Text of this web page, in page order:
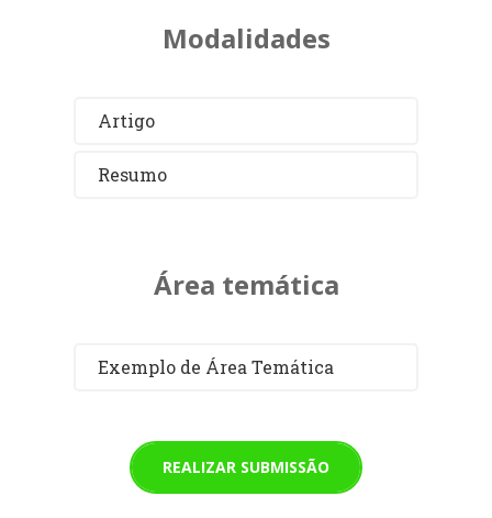
Modalidades
Artigo
Resumo
Área temática
Exemplo de Área Temática
REALIZAR SUBMISSÃO